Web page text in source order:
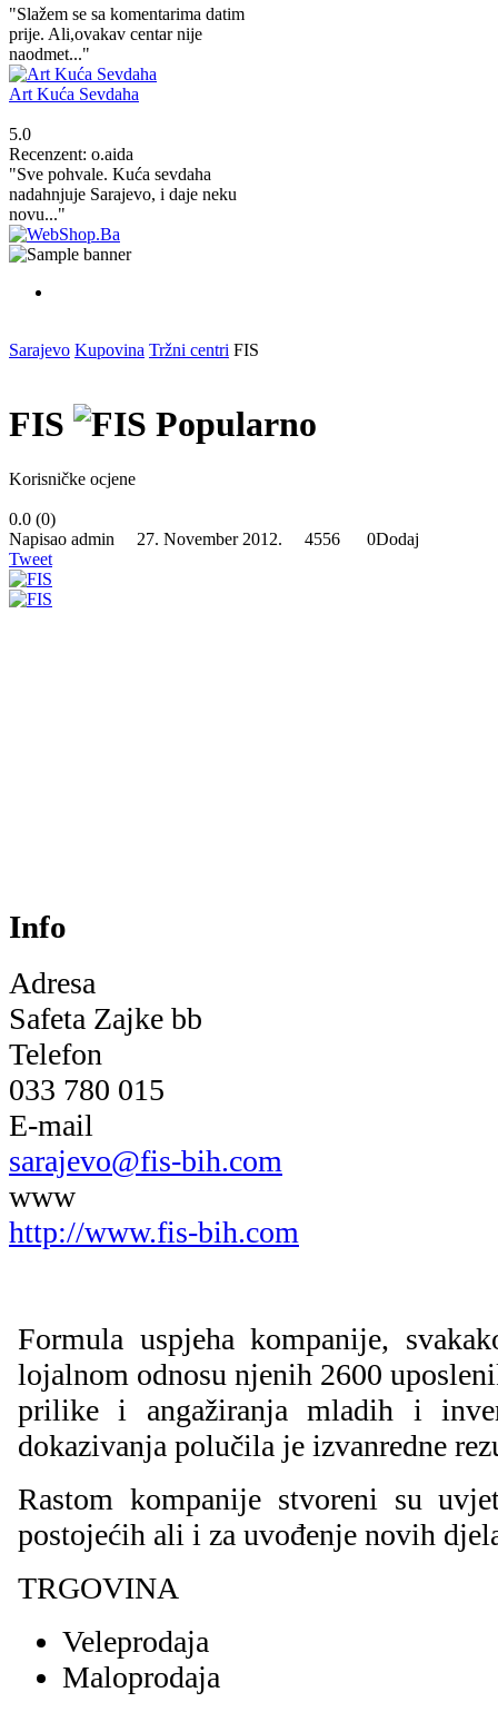
"Slažem se sa komentarima datim
prije. Ali,ovakav centar nije
naodmet..."
Art Kuća Sevdaha
5.0
Recenzent: o.aida
"Sve pohvale. Kuća sevdaha
nadahnjuje Sarajevo, i daje neku
novu..."
Sarajevo Kupovina Tržni centri FIS
FIS Popularno
Korisničke ocjene
0.0 (0)
Napisao admin 27. November 2012. 4556 0Dodaj
Tweet
Info
Adresa
Safeta Zajke bb
Telefon
033 780 015
E-mail
sarajevo@fis-bih.com
www
http://www.fis-bih.com
Formula uspjeha kompanije,
lojalnom odnosu njenih 2600
prilike i angažiranja mladih i
dokazivanja polučila je izvanredne
Rastom kompanije stvoreni su
postojećih ali i za uvođenje novih
TRGOVINA
Veleprodaja
Maloprodaja